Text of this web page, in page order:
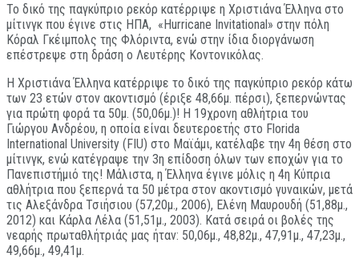
Το δικό της παγκύπριο ρεκόρ κατέρριψε η Χριστιάνα Έλληνα στο
μίτινγκ που έγινε στις ΗΠΑ, «Hurricane Invitational» στην πόλη
Κόραλ Γκέιμπολς της Φλόριντα, ενώ στην ίδια διοργάνωση
επέστρεψε στη δράση ο Λευτέρης Κοντονικόλας.
Η Χριστιάνα Έλληνα κατέρριψε το δικό της παγκύπριο ρεκόρ κάτω
των 23 ετών στον ακοντισμό (έριξε 48,66μ. πέρσι), ξεπερνώντας
για πρώτη φορά τα 50μ. (50,06μ.)! Η 19χρονη αθλήτρια του
Γιώργου Ανδρέου, η οποία είναι δευτεροετής στο Florida
International University (FIU) στο Μαϊάμι, κατέλαβε την 4η θέση στο
μίτινγκ, ενώ κατέγραψε την 3η επίδοση όλων των εποχών για το
Πανεπιστήμιό της! Μάλιστα, η Έλληνα έγινε μόλις η 4η Κύπρια
αθλήτρια που ξεπερνά τα 50 μέτρα στον ακοντισμό γυναικών, μετά
τις Αλεξάνδρα Τσιήσιου (57,20μ., 2006), Ελένη Μαυρουδή (51,88μ.,
2012) και Κάρλα Λέλα (51,51μ., 2003). Κατά σειρά οι βολές της
νεαρής πρωταθλήτριάς μας ήταν: 50,06μ., 48,82μ., 47,91μ., 47,23μ.,
49,66μ., 49,41μ.